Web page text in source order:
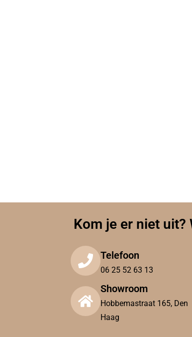
Kom je er niet uit?
Telefoon
06 25 52 63 13
Showroom
Hobbemastraat 165, Den
Haag